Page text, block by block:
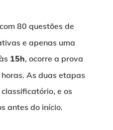
80 questões de
e apenas uma
15h, ocorre a prova
As duas etapas
e os
antes do início.